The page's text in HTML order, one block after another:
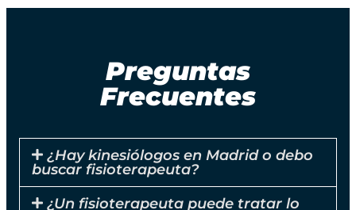
Preguntas
Frecuentes
¿Hay kinesiólogos en Madrid o debo
buscar fisioterapeuta?
¿Un fisioterapeuta puede tratar lo